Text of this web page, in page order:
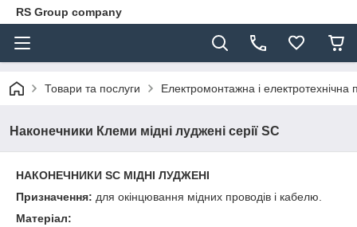
RS Group company
Товари та послуги Електромонтажна і електротехнічна
Наконечники Клеми мідні луджені серії SC
НАКОНЕЧНИКИ SC МІДНІ ЛУДЖЕНІ
Призначення: для окінцювання мідних проводів і кабелю.
Матеріал: